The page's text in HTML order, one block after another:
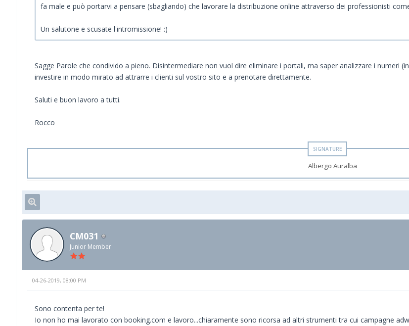
fa male e può portarvi a pensare (sbagliando) che lavorare la distribuzione online attraverso dei professionisti
Un salutone e scusate l'intromissione! :)
Sagge Parole che condivido a pieno. Disintermediare non vuol dire eliminare i portali, ma saper analizzare i numeri
investire in modo mirato ad attrarre i clienti sul vostro sito e a prenotare direttamente.
Saluti e buon lavoro a tutti.
Rocco
Albergo Auralba
CM031
Junior Member
04-26-2019, 08:00 PM
Sono contenta per te!
Io non ho mai lavorato con booking.com e lavoro...chiaramente sono ricorsa ad altri strumenti tra cui campagne